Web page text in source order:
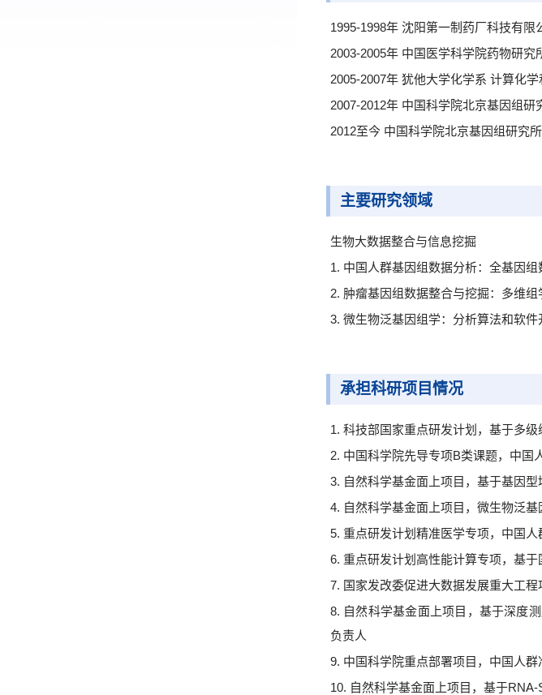
1995-1998年 沈阳第一制药厂科技有限
2003-2005年 中国医学科学院药物研
2005-2007年 犹他大学化学系 计算化
2007-2012年 中国科学院北京基因组研
2012至今 中国科学院北京基因组研究
主要研究领域
生物大数据整合与信息挖掘
1. 中国人群基因组数据分析：全基因
2. 肿瘤基因组数据整合与挖掘：多维
3. 微生物泛基因组学：分析算法和软
承担科研项目情况
1. 科技部国家重点研发计划，基于多
2. 中国科学院先导专项B类课题，中国
3. 自然科学基金面上项目，基于基因
4. 自然科学基金面上项目，微生物泛
5. 重点研发计划精准医学专项，中国
6. 重点研发计划高性能计算专项，基
7. 国家发改委促进大数据发展重大工
8. 自然科学基金面上项目，基于深度
负责人
9. 中国科学院重点部署项目，中国人
10. 自然科学基金面上项目，基于